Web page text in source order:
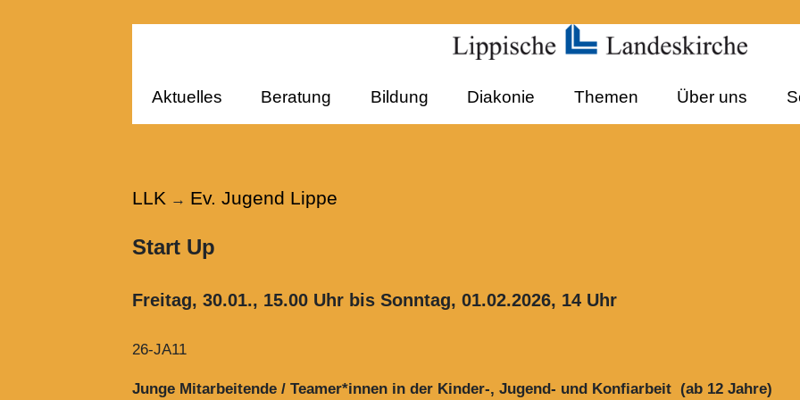
Aktuelles Beratung Bildung Diakonie Themen Über uns
LLK→ Ev. Jugend Lippe
Start Up
Freitag, 30.01., 15.00 Uhr bis Sonntag, 01.02.2026, 14 Uhr
26-JA11
Junge Mitarbeitende / Teamer*innen in der Kinder-, Jugend- und Konfiarbeit (ab 12 Jahre)